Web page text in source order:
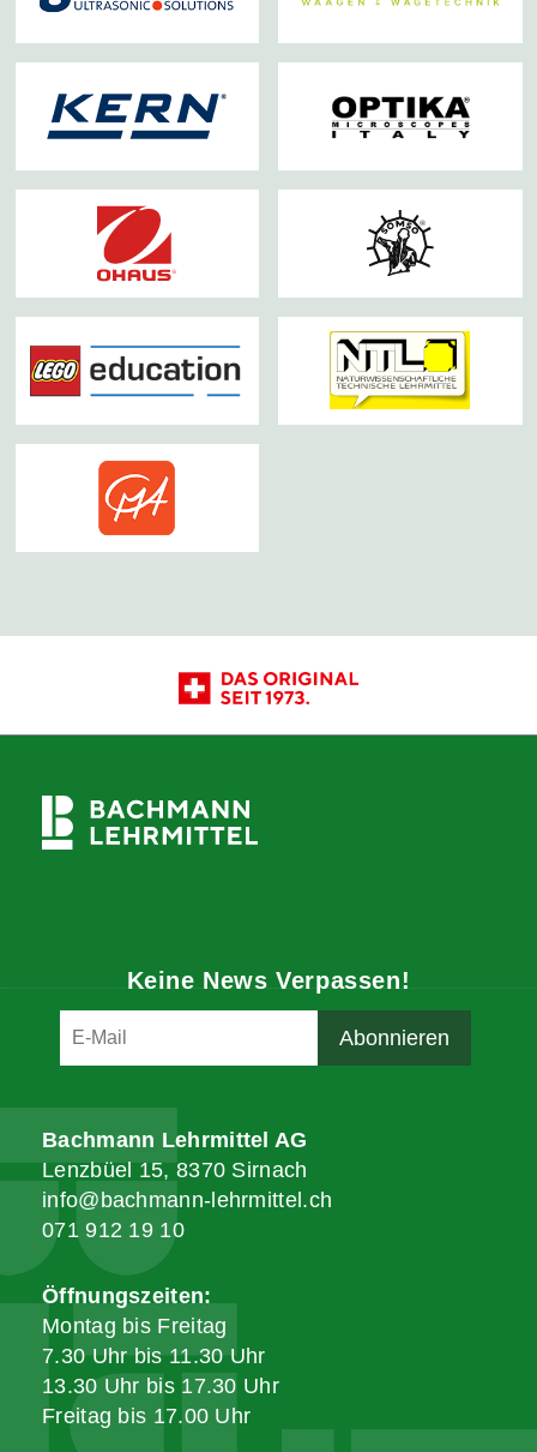
Keine News Verpassen!
Bachmann Lehrmittel AG
Lenzbüel 15, 8370 Sirnach
info@bachmann-lehrmittel.ch
071 912 19 10
Öffnungszeiten:
Montag bis Freitag
7.30 Uhr bis 11.30 Uhr
13.30 Uhr bis 17.30 Uhr
Freitag bis 17.00 Uhr